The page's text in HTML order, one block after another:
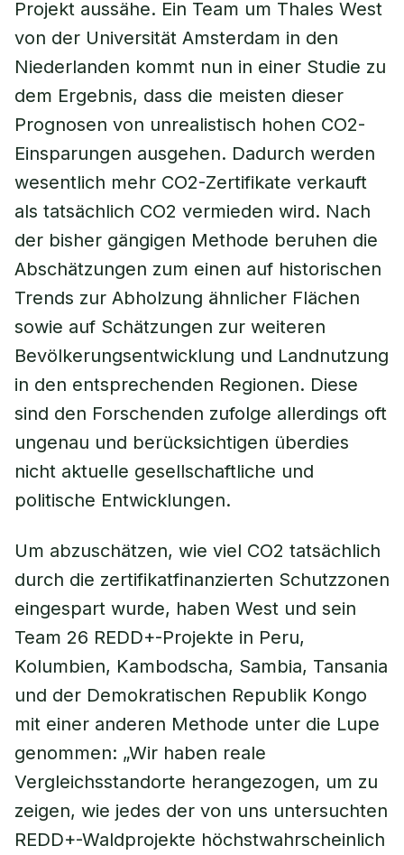
Projekt aussähe. Ein Team um Thales West
von der Universität Amsterdam in den
Niederlanden kommt nun in einer Studie zu
dem Ergebnis, dass die meisten dieser
Prognosen von unrealistisch hohen CO2-
Einsparungen ausgehen. Dadurch werden
wesentlich mehr CO2-Zertifikate verkauft
als tatsächlich CO2 vermieden wird. Nach
der bisher gängigen Methode beruhen die
Abschätzungen zum einen auf historischen
Trends zur Abholzung ähnlicher Flächen
sowie auf Schätzungen zur weiteren
Bevölkerungsentwicklung und Landnutzung
in den entsprechenden Regionen. Diese
sind den Forschenden zufolge allerdings oft
ungenau und berücksichtigen überdies
nicht aktuelle gesellschaftliche und
politische Entwicklungen.
Um abzuschätzen, wie viel CO2 tatsächlich
durch die zertifikatfinanzierten Schutzzonen
eingespart wurde, haben West und sein
Team 26 REDD+-Projekte in Peru,
Kolumbien, Kambodscha, Sambia, Tansania
und der Demokratischen Republik Kongo
mit einer anderen Methode unter die Lupe
genommen: „Wir haben reale
Vergleichsstandorte herangezogen, um zu
zeigen, wie jedes der von uns untersuchten
REDD+-Waldprojekte höchstwahrscheinlich